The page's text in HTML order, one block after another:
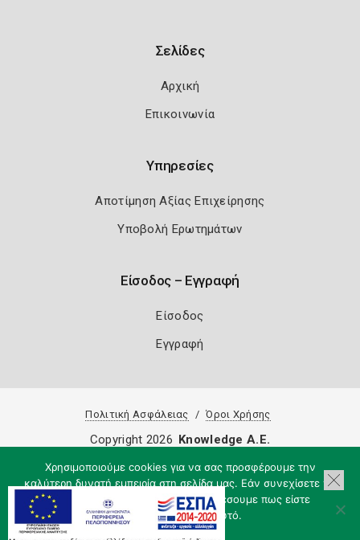
Σελίδες
Αρχική
Επικοινωνία
Υπηρεσίες
Αποτίμηση Αξίας Επιχείρησης
Υποβολή Ερωτημάτων
Είσοδος – Εγγραφή
Είσοδος
Εγγραφή
Πολιτική Ασφάλειας Όροι Χρήσης
Χρησιμοποιούμε cookies για να σας προσφέρουμε την
καλύτερη δυνατή εμπειρία στη σελίδα μας. Εάν συνεχίσετε να
χρησιμοποιείτε τη σελίδα, θα υποθέσουμε πως είστε
ικανοποιημένοι με αυτό.
Copyright 2026 Knowledge A.E.